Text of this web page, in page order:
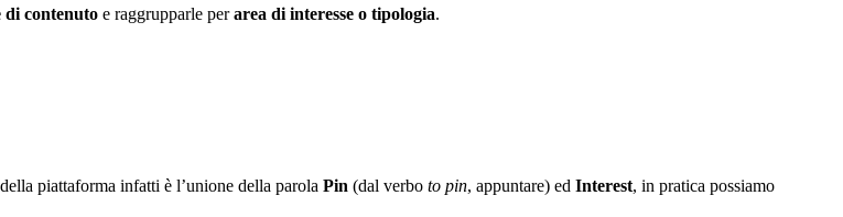
di contenuto e raggrupparle perarea di interesse o tipologia.
piattaforma infatti è l’unione della parola Pin (dal verbo to pin, appuntare) ed Interest, in pratica possiamo